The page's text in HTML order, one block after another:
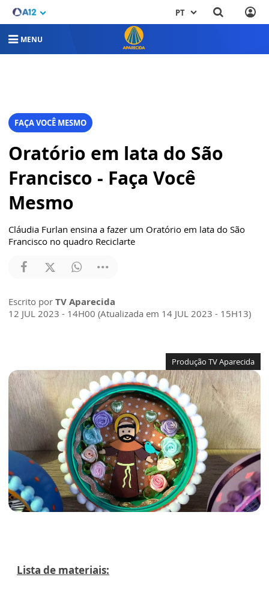
PT
MENU
FAÇA VOCÊ MESMO
Oratório em lata do São
Francisco - Faça Você
Mesmo
Cláudia Furlan ensina a fazer um Oratório em lata do São
Francisco no quadro Reciclarte
Escrito por TV Aparecida
12 JUL 2023 - 14H00 (Atualizada em 14 JUL 2023 - 15H13)
Produção TV Aparecida
Lista de materiais: